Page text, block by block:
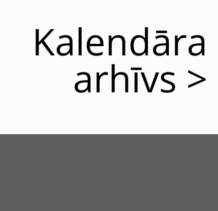
Kalendāra
arhīvs >